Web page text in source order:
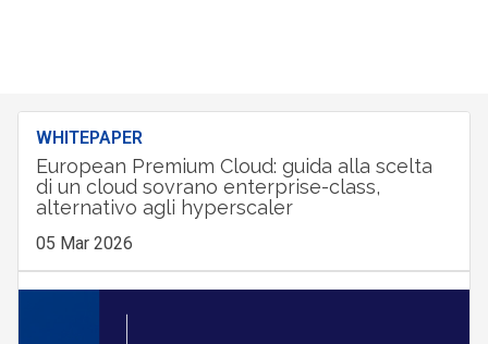
WHITEPAPER
European Premium Cloud: guida alla scelta
di un cloud sovrano enterprise-class,
alternativo agli hyperscaler
05 Mar 2026